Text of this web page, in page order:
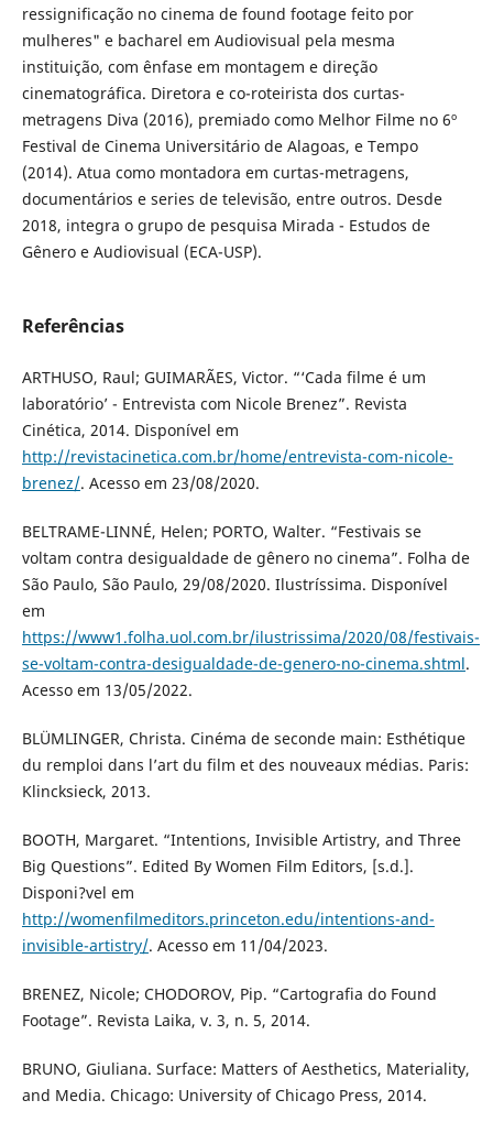
ressignificação no cinema de found footage feito por
mulheres" e bacharel em Audiovisual pela mesma
instituição, com ênfase em montagem e direção
cinematográfica. Diretora e co-roteirista dos curtas-
metragens Diva (2016), premiado como Melhor Filme no 6º
Festival de Cinema Universitário de Alagoas, e Tempo
(2014). Atua como montadora em curtas-metragens,
documentários e series de televisão, entre outros. Desde
2018, integra o grupo de pesquisa Mirada - Estudos de
Gênero e Audiovisual (ECA-USP).
Referências
ARTHUSO, Raul; GUIMARÃES, Victor. “‘Cada filme é um
laboratório’ - Entrevista com Nicole Brenez”. Revista
Cinética, 2014. Disponível em
http://revistacinetica.com.br/home/entrevista-com-nicole-
brenez/. Acesso em 23/08/2020.
BELTRAME-LINNÉ, Helen; PORTO, Walter. “Festivais se
voltam contra desigualdade de gênero no cinema”. Folha de
São Paulo, São Paulo, 29/08/2020. Ilustríssima. Disponível
em
https://www1.folha.uol.com.br/ilustrissima/2020/08/festivais-
se-voltam-contra-desigualdade-de-genero-no-cinema.shtml.
Acesso em 13/05/2022.
BLÜMLINGER, Christa. Cinéma de seconde main: Esthétique
du remploi dans l’art du film et des nouveaux médias. Paris:
Klincksieck, 2013.
BOOTH, Margaret. “Intentions, Invisible Artistry, and Three
Big Questions”. Edited By Women Film Editors, [s.d.].
Disponi?vel em
http://womenfilmeditors.princeton.edu/intentions-and-
invisible-artistry/. Acesso em 11/04/2023.
BRENEZ, Nicole; CHODOROV, Pip. “Cartografia do Found
Footage”. Revista Laika, v. 3, n. 5, 2014.
BRUNO, Giuliana. Surface: Matters of Aesthetics, Materiality,
and Media. Chicago: University of Chicago Press, 2014.